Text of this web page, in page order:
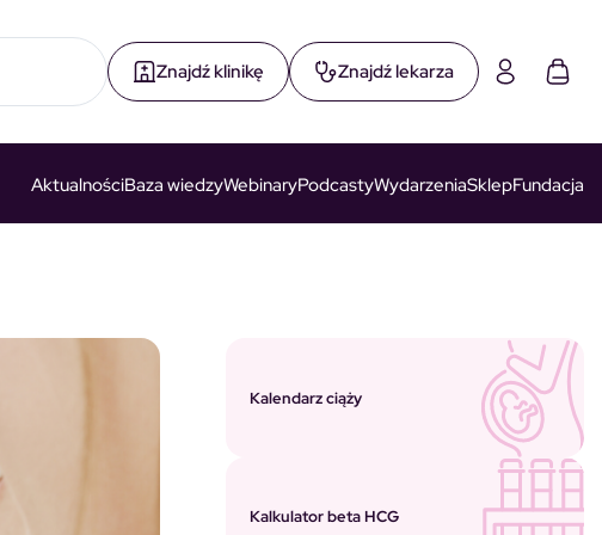
Znajdź klinikę Znajdź lekarza
AktualnościBaza wiedzyWebinaryPodcastyWydarzeniaSklepFundacja
Kalendarz ciąży
Kalkulator beta HCG